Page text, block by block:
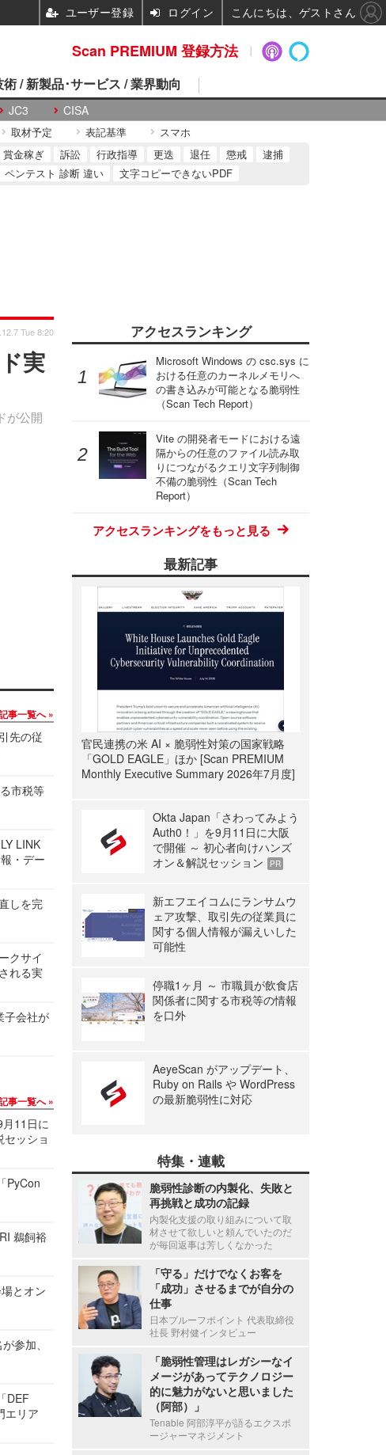
JC3 CISA
/ 新製品･サービス / 業界動向
取材予定 表記基準 スマホ
賞金稼ぎ 訴訟 行政指導 更迭 退任 懲戒
逮捕
ペンテスト 診断 違い 文字コピーできないPDF
実
が公開
Tue 8:20
事一覧へ
先の従
市税等
LINK
・デー
しを完
クサイ
れる実
子会社が
事一覧へ
11日に
ッショ
PyCon
鵜飼裕
とオン
参加、
DEF
エリア
アクセスランキング
Microsoft Windows の csc.sys に
おける任意のカーネルメモリへ
の書き込みが可能となる脆弱性
（Scan Tech Report）
Vite の開発者モードにおける遠
隔からの任意のファイル読み取
りにつながるクエリ文字列制御
不備の脆弱性（Scan Tech
Report）
アクセスランキングをもっと見る
最新記事
官民連携の米 AI × 脆弱性対策の国家戦略
「GOLD EAGLE」ほか [Scan PREMIUM
Monthly Executive Summary 2026年7月度]
Okta Japan「さわってみよう
Auth0！」を9月11日に大阪
で開催 ～ 初心者向けハンズ
オン＆解説セッション
PR
新エフエイコムにランサムウ
ェア攻撃、取引先の従業員に
関する個人情報が漏えいした
可能性
停職1ヶ月 ～ 市職員が飲食店
関係者に関する市税等の情報
を口外
AeyeScan がアップデート、
Ruby on Rails や WordPress
の最新脆弱性に対応
特集・連載
脆弱性診断の内製化、失敗と
再挑戦と成功の記録
内製化支援の取り組みについて取
材させて欲しいと頼んでいたのだ
が毎回返事は芳しくなかった
「守る」だけでなくお客を
「成功」させるまでが自分の
仕事
日本プルーフポイント 代表取締役
社長 野村健インタビュー
「脆弱性管理はレガシーなイ
メージがあってテクノロジー
的に魅力がないと思いました
（阿部）」
Tenable 阿部淳平が語るエクスポ
ージャーマネジメント
Scan PREMIUM 登録方法
ユーザー登録 ログイン こんにちは、ゲストさん